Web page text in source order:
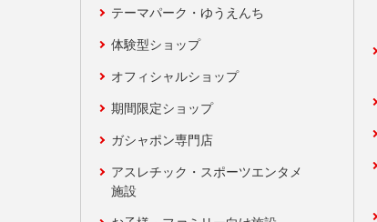
テーマパーク・ゆうえんち
体験型ショップ
オフィシャルショップ
期間限定ショップ
ガシャポン専門店
アスレチック・スポーツエンタメ
施設